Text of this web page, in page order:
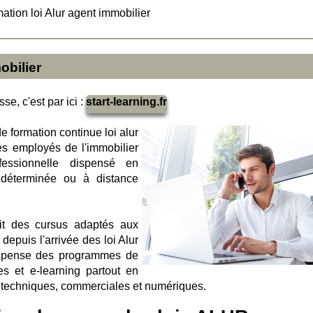
loi Alur agent immobilier
c'est par ici :start-learning.fr
formation continue loi alur
employés de l'immobilier
dispensé en
ou à distance
des cursus adaptés aux
depuis l'arrivée des loi Alur
des programmes de
et e-learning partout en
commerciales et numériques.